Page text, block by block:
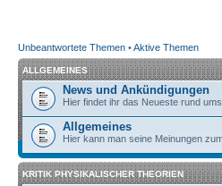
Unbeantwortete Themen •Aktive Themen
ALLGEMEINES
News und Ankündigungen
Hier findet ihr das Neueste rund
Allgemeines
Hier kann man seine Meinungen
KRITIK PHYSIKALISCHER THEORIEN